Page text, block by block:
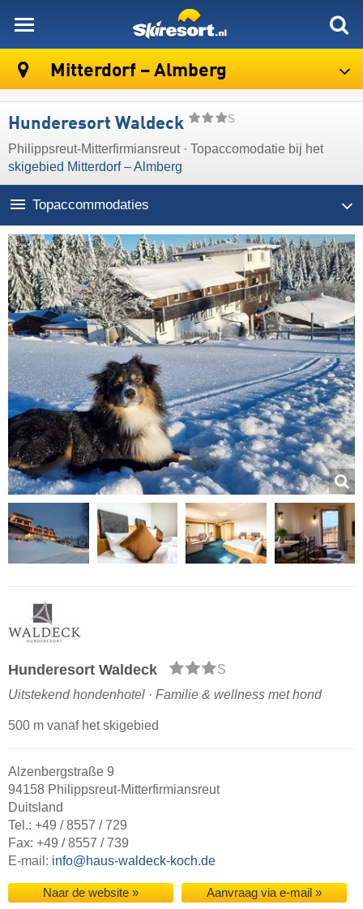
Mitterdorf – Almberg
Hunderesort Waldeck S
Philippsreut-Mitterfirmiansreut · Topaccomodatie bij het
skigebied Mitterdorf – Almberg
Topaccommodaties
Hunderesort Waldeck
S
Uitstekend hondenhotel · Familie & wellness met hond
500 m vanaf het skigebied
Alzenbergstraße 9
94158 Philippsreut-Mitterfirmiansreut
Duitsland
Tel.: +49 / 8557 / 729
Fax: +49 / 8557 / 739
E-mail: info@haus-waldeck-koch.de
Naar de website » Aanvraag via e-mail »